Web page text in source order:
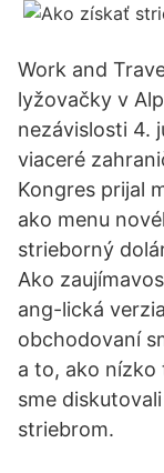
Work and
lyžovačky v
nezávislosti 4.
viaceré
Kongres prijal
ako menu
strieborný
Ako
ang-lická
obchodovaní
a to, ako nízko
sme
striebrom.